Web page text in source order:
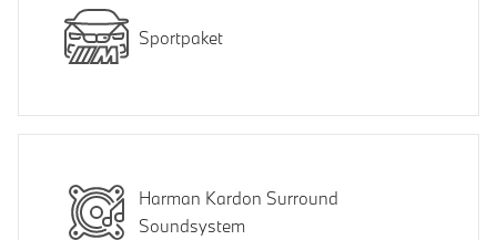
Sportpaket
Harman Kardon Surround
Soundsystem